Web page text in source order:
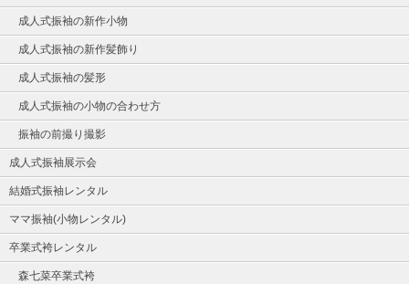
成人式振袖の新作小物
成人式振袖の新作髪飾り
成人式振袖の髪形
成人式振袖の小物の合わせ方
振袖の前撮り撮影
成人式振袖展示会
結婚式振袖レンタル
ママ振袖(小物レンタル)
卒業式袴レンタル
森七菜卒業式袴